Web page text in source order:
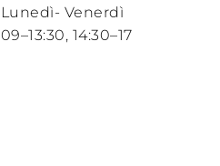
Lunedì- Venerdì
09–13:30, 14:30–17